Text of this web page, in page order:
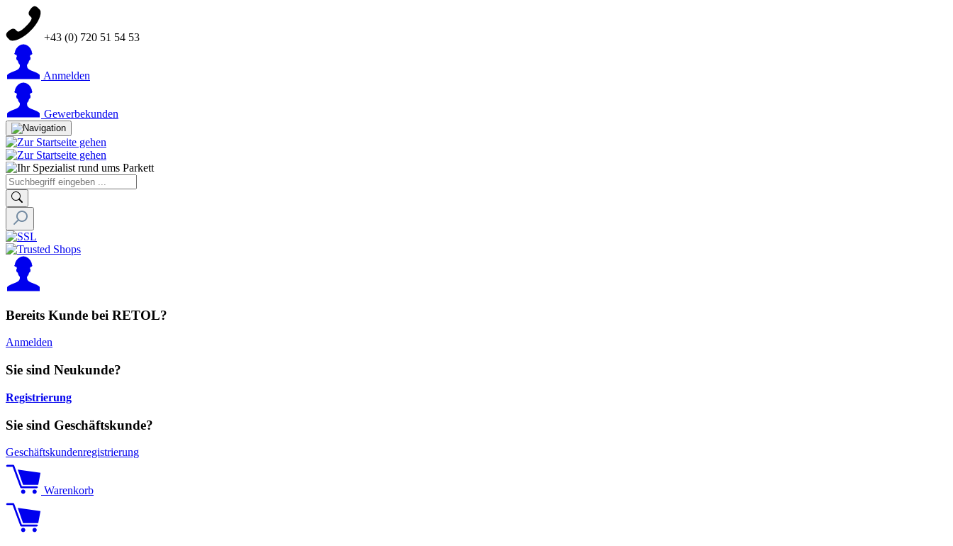
+43 (0) 720 51 54 53
Anmelden
Gewerbekunden
Bereits Kunde bei RETOL?
Anmelden
Sie sind Neukunde?
Registrierung
Sie sind Geschäftskunde?
Geschäftskundenregistrierung
Warenkorb